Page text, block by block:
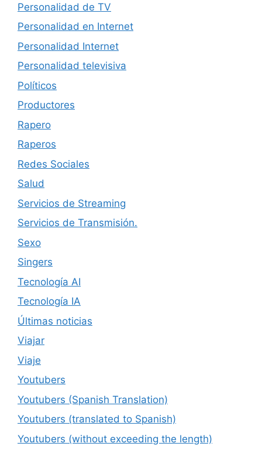
Personalidad de TV
Personalidad en Internet
Personalidad Internet
Personalidad televisiva
Políticos
Productores
Rapero
Raperos
Redes Sociales
Salud
Servicios de Streaming
Servicios de Transmisión.
Sexo
Singers
Tecnología AI
Tecnología IA
Últimas noticias
Viajar
Viaje
Youtubers
Youtubers (Spanish Translation)
Youtubers (translated to Spanish)
Youtubers (without exceeding the length)